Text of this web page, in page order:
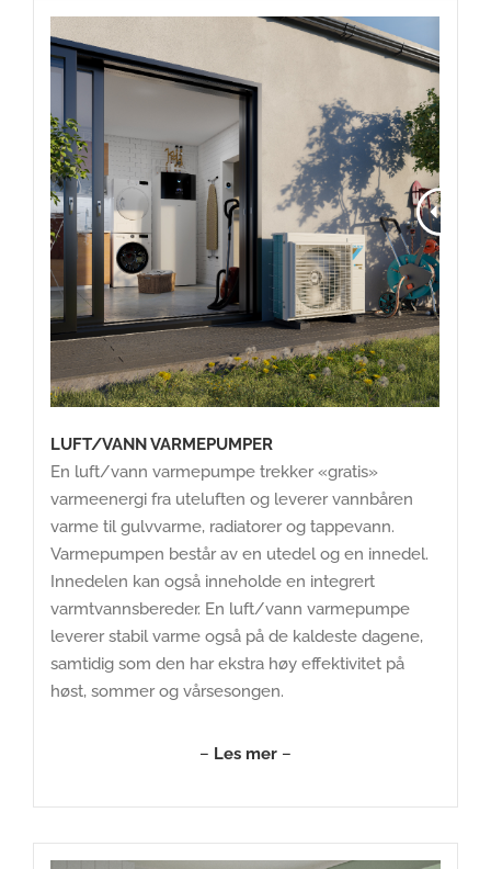
LUFT/VANN VARMEPUMPER
En luft/vann varmepumpe trekker «gratis»
varmeenergi fra uteluften og leverer vannbåren
varme til gulvvarme, radiatorer og tappevann.
Varmepumpen består av en utedel og en innedel.
Innedelen kan også inneholde en integrert
varmtvannsbereder. En luft/vann varmepumpe
leverer stabil varme også på de kaldeste dagene,
samtidig som den har ekstra høy effektivitet på
høst, sommer og vårsesongen.
– Les mer –